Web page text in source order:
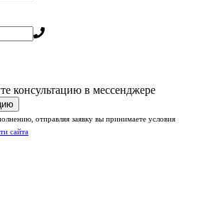
консультацию в мессенджере
отправляя заявку вы принимаете условия
сайта